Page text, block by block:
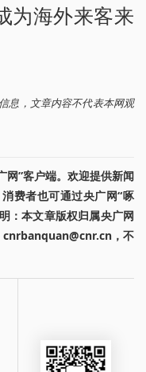
为海外来客来
息，文章内容不代表本网观
网”客户端。欢迎提供新闻
费者也可通过央广网“啄
：本文章版权归属央广网
cnrbanquan@cnr.cn，不